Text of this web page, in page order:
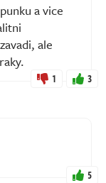
a vice
ale
1 3
5